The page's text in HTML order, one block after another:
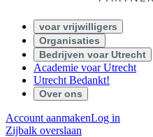
voar vrijwilligers
Organisaties
Bedrijven voar Utrecht
Academie voar Utrecht
Utrecht Bedankt!
Over ons
Account aanmakenLog in
Zijbalk overslaan